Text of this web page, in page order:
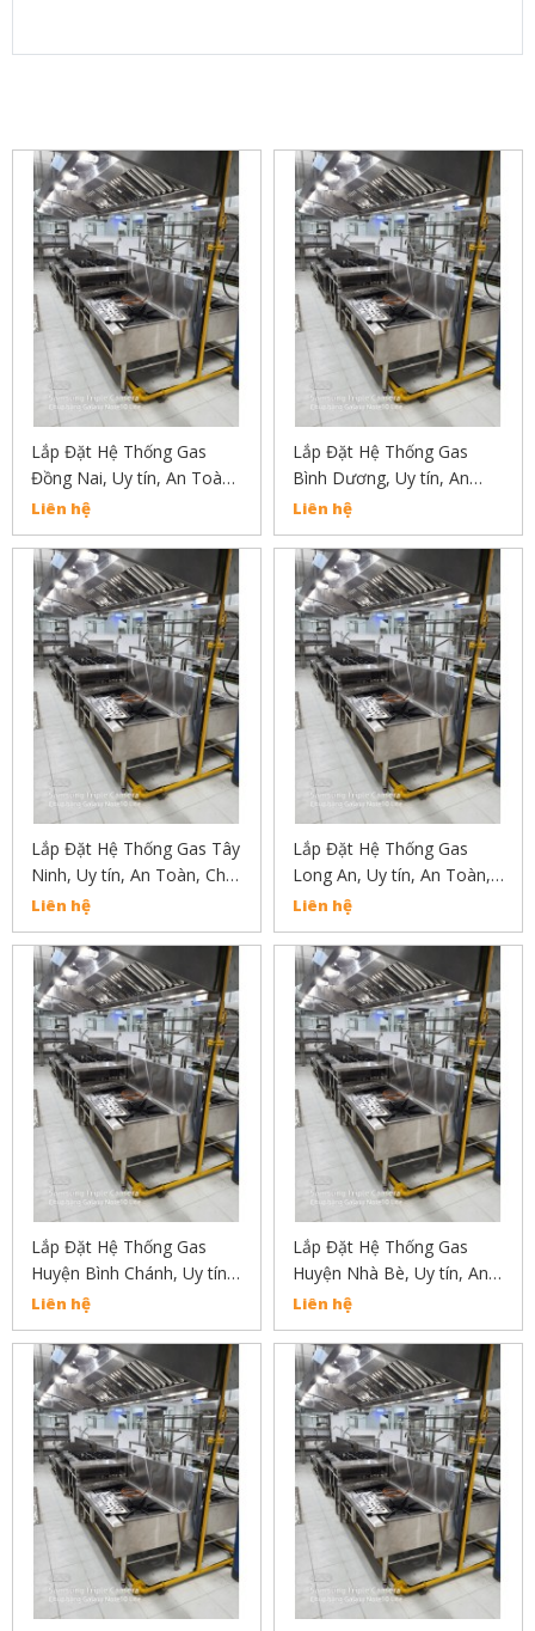
Lắp Đặt Hệ Thống Gas
Đồng Nai, Uy tín, An Toàn,
Chất Lượng Liên Hẹ :
02838304030
Liên hệ
Lắp Đặt Hệ Thống Gas
Bình Dương, Uy tín, An
Toàn, Chất Lượng Liên Hẹ
: 02838304030
Liên hệ
Lắp Đặt Hệ Thống Gas Tây
Ninh, Uy tín, An Toàn, Chất
Lượng Liên Hẹ :
02838304030
Liên hệ
Lắp Đặt Hệ Thống Gas
Long An, Uy tín, An Toàn,
Chất Lượng Liên Hẹ :
02838304030
Liên hệ
Lắp Đặt Hệ Thống Gas
Huyện Bình Chánh, Uy tín,
An Toàn, Chất Lượng Liên
Hẹ : 02838304030
Liên hệ
Lắp Đặt Hệ Thống Gas
Huyện Nhà Bè, Uy tín, An
Toàn, Chất Lượng Liên Hệ
02838304030
Liên hệ